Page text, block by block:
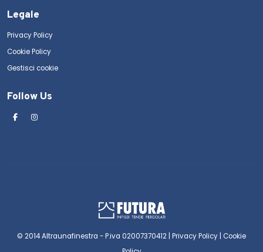
Legale
Privacy Policy
Cookie Policy
Gestisci cookie
Follow Us
© 2014 Altraunafinestra - P.iva 02007370412 | Privacy Policy Cookie